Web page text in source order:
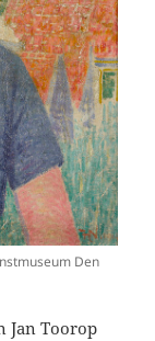
Den
Jan Toorop